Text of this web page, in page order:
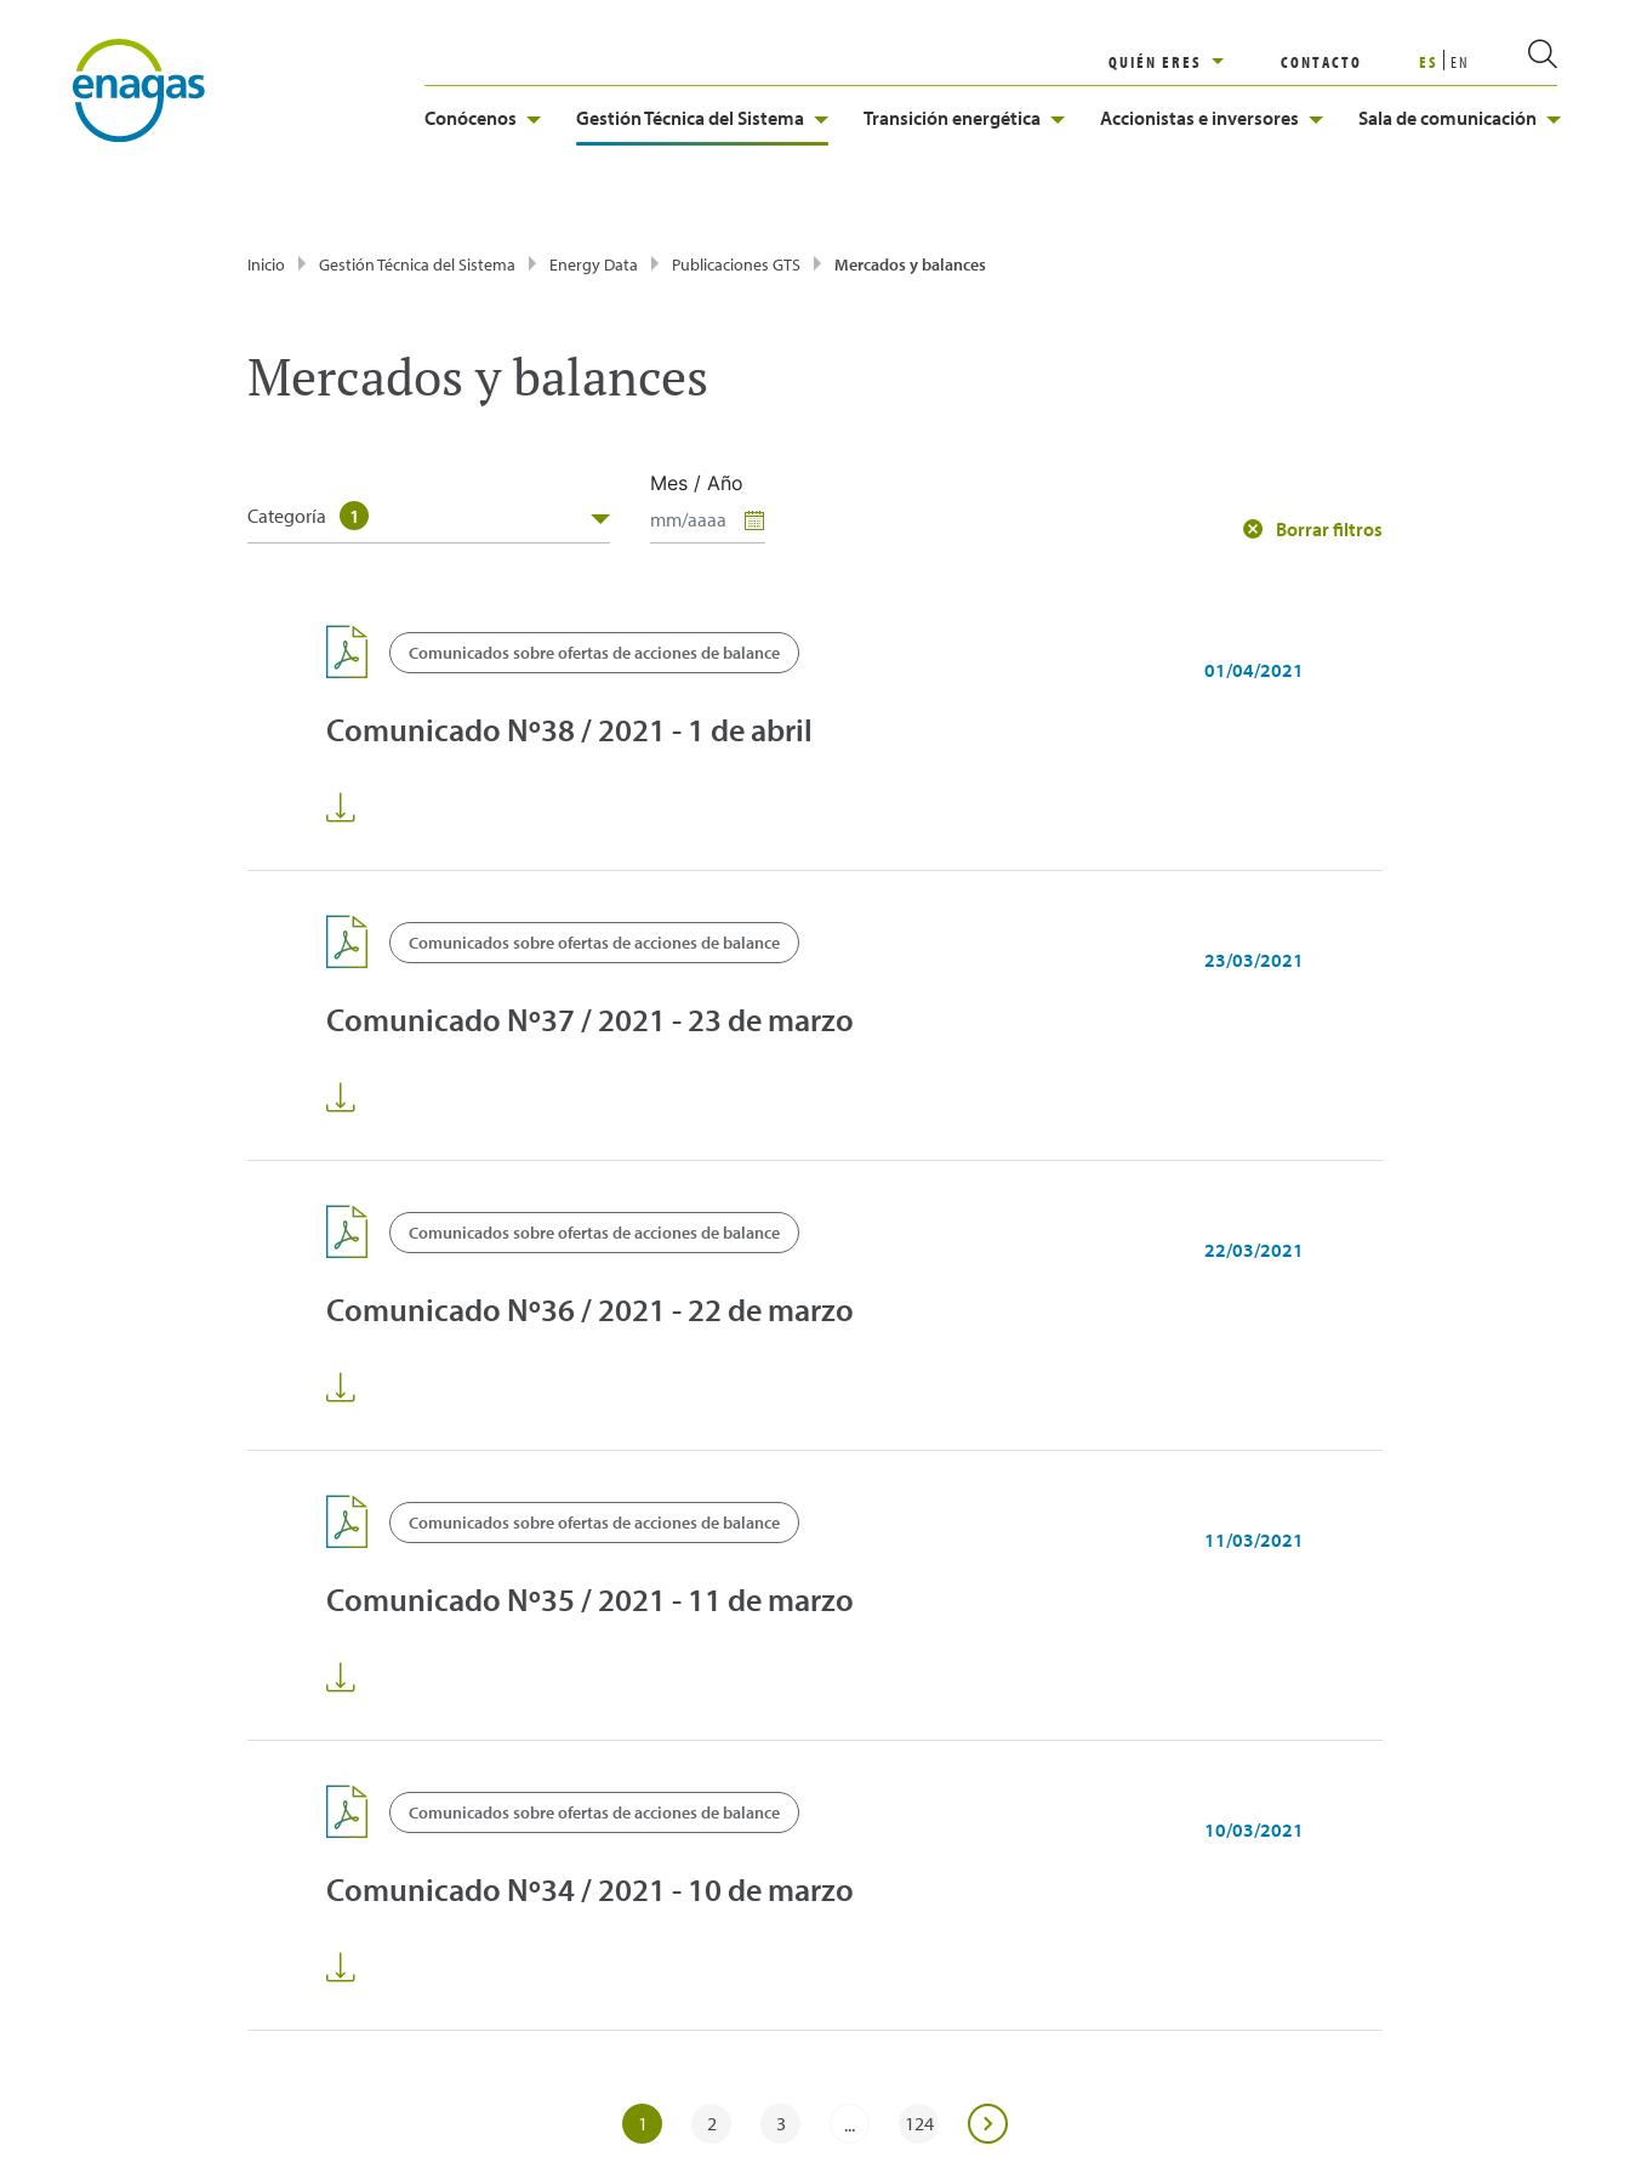
QUIÉN ERES CONTACTO ES EN
Conócenos Gestión Técnica del Sistema Transición energética Accionistas e inversores Sala de comunicación
Inicio Gestión Técnica del Sistema Energy Data Publicaciones GTS Mercados y balances
Mercados y balances
Categoría 1
Mes / Año
Borrar filtros
Comunicados sobre ofertas de acciones de balance
01/04/2021
Comunicado Nº38 / 2021 - 1 de abril
Comunicados sobre ofertas de acciones de balance
23/03/2021
Comunicado Nº37 / 2021 - 23 de marzo
Comunicados sobre ofertas de acciones de balance
22/03/2021
Comunicado Nº36 / 2021 - 22 de marzo
Comunicados sobre ofertas de acciones de balance
11/03/2021
Comunicado Nº35 / 2021 - 11 de marzo
Comunicados sobre ofertas de acciones de balance
10/03/2021
Comunicado Nº34 / 2021 - 10 de marzo
1 2 3 ... 124